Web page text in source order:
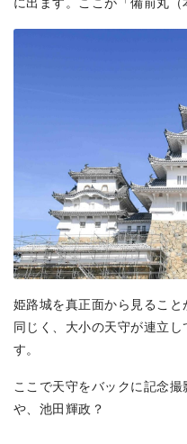
姫路城を真正面から見るこ
同じく、大小の天守が連立
す。
ここで天守をバックに記念
や、池田輝政？